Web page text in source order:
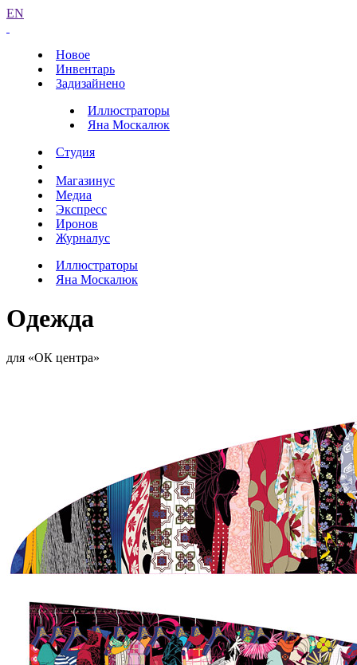
EN
Новое
Инвентарь
Задизайнено
Иллюстраторы
Яна Москалюк
Студия
Магазинус
Медиа
Экспресс
Иронов
Журналус
Иллюстраторы
Яна Москалюк
Одежда
для «ОК центра»